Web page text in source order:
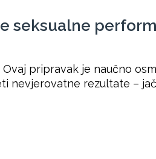
seksualne
pripravak je naučno
nevjerovatne rezultate –